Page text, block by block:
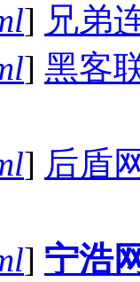
] 兄弟
] 黑客
] 后盾
] 宁浩